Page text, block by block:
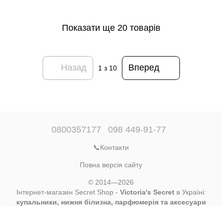
Показати ще 20 товарів
Назад 1 з 10 Вперед
0800357177 098 449-91-77
📞Контакти
Повна версія сайту
© 2014—2026
Інтернет-магазин Secret Shop - Victoria's Secretв Україні:
купальники, нижня білизна, парфюмерія та аксесуари